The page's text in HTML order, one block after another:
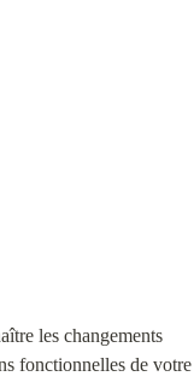
les changements
fonctionnelles de votre